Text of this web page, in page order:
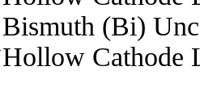
Bismuth (Bi)
Hollow Cathode